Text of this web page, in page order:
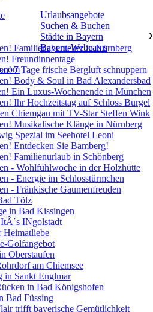
Urlaubsangebote
Suchen & Buchen
Städte in Bayern
Bayern-Webcams
❯
Familienabenteuer in Nürnberg
Freundinnentage
7 Tage frische Bergluft schnuppern
Body & Soul in Bad Alexandersbad
Ein Luxus-Wochenende in München
Ihr Hochzeitstag auf Schloss Burgel
Chiemgau mit TV-Star Steffen Wink
Musikalische Klänge in Nürnberg
Spezial im Seehotel Leoni
Entdecken Sie Bamberg!
Familienurlaub in Schönberg
- Wohlfühlwoche in der Holzhütte
- Energie im Schlosstürmchen
- Fränkische Gaumenfreuden
Tölz
in Bad Kissingen
INgolstadt
Heimatliebe
Golfangebot
Oberstaufen
am Chiemsee
in Sankt Englmar
in Bad Königshofen
Bad Füssing
trifft bayerische Gemütlichkeit